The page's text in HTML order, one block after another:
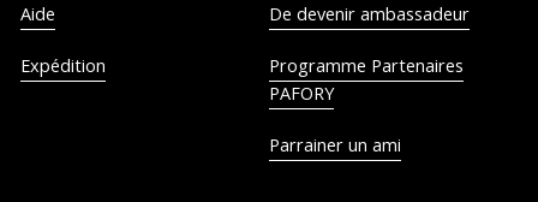
Aide
Expédition
De devenir ambassadeur
Programme Partenaires
PAFORY
Parrainer un ami